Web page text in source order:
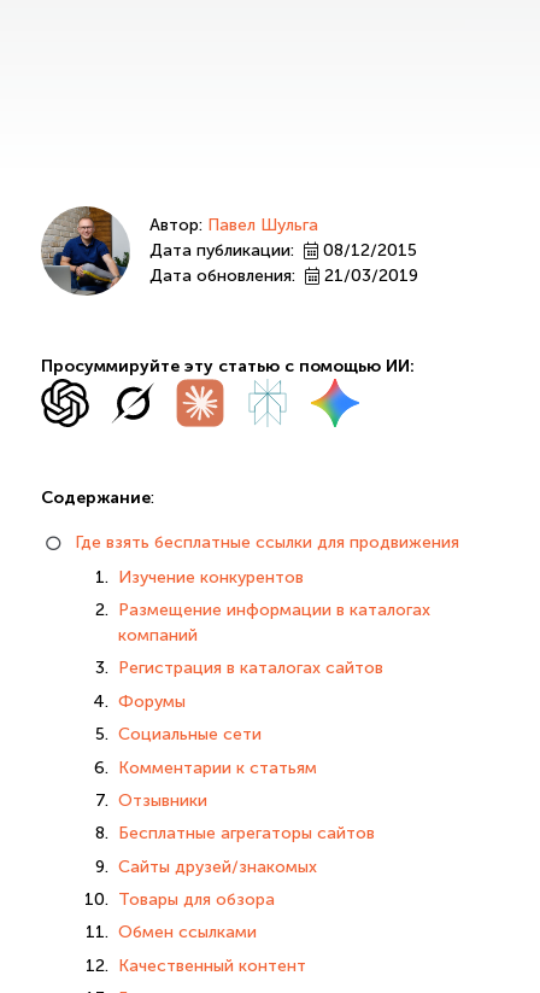
Автор: Павел Шульга
Дата публикации:
08/12/2015
Дата обновления:
21/03/2019
Просуммируйте эту статью с помощью ИИ:
Содержание:
Где взять бесплатные ссылки для продвижения
Изучение конкурентов
Размещение информации в каталогах
компаний
Регистрация в каталогах сайтов
Форумы
Социальные сети
Комментарии к статьям
Отзывники
Бесплатные агрегаторы сайтов
Сайты друзей/знакомых
Товары для обзора
Обмен ссылками
Качественный контент